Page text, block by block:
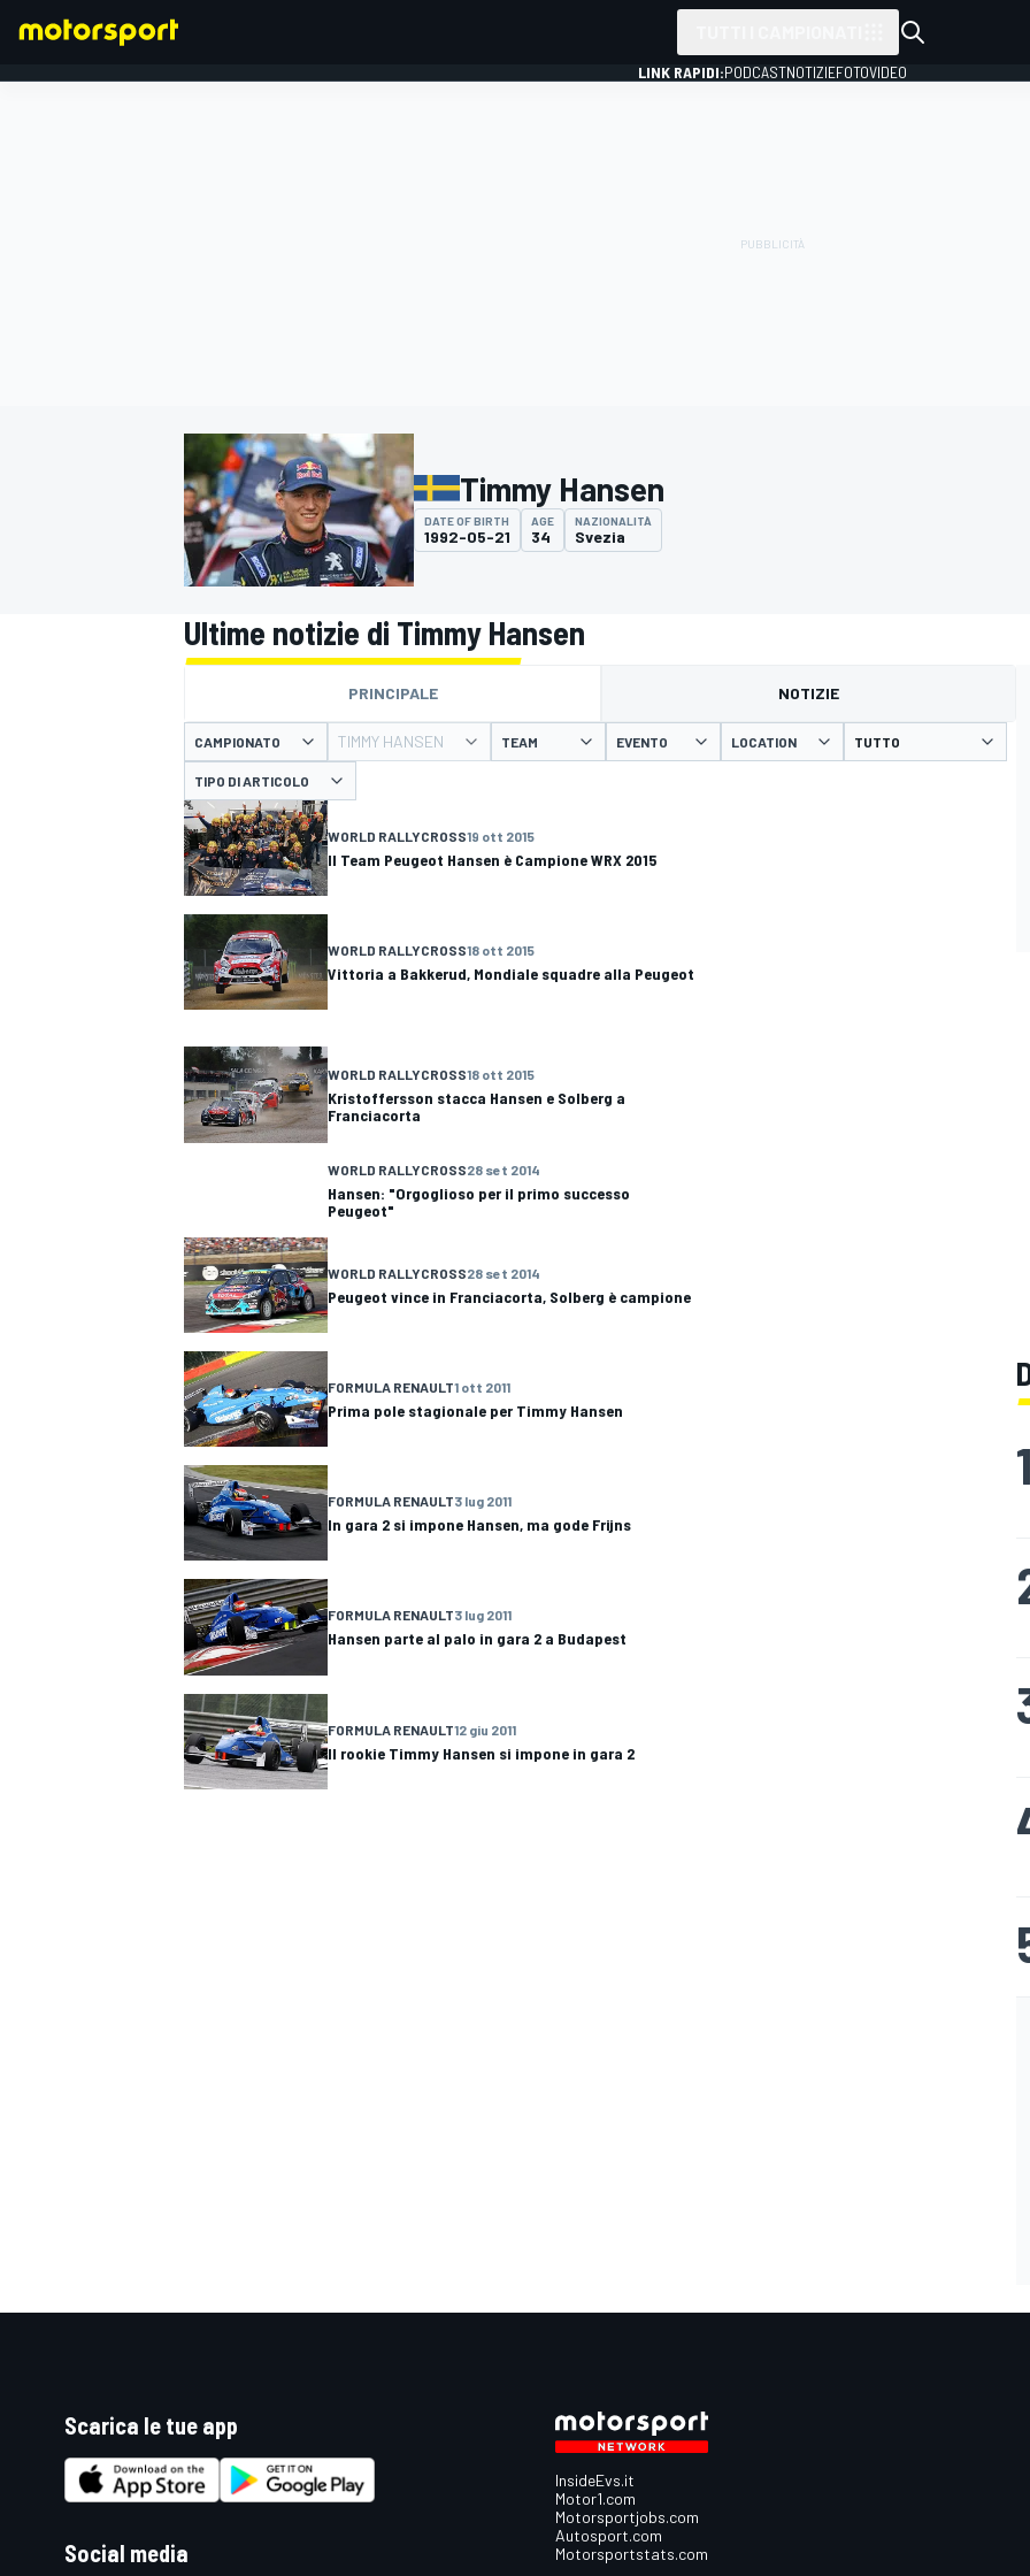
MOTOGP WEC
WRC
MONOPOSTO
ENDURANCE/GT
LINK RAPIDI:PODCASTNOTIZIEFOTOVIDEO
Timmy Hansen
DATE OF BIRTH
1992-05-21
AGE
34
NAZIONALITÀ
Svezia
Ultime notizie di Timmy Hansen
PRINCIPALE NOTIZIE
CAMPIONATO TIMMY HANSEN TEAM EVENTO LOCATION
TIPO DI ARTICOLO
WORLD RALLYCROSS19 ott 2015
Il Team Peugeot Hansen è Campione WRX 2015
WORLD RALLYCROSS18 ott 2015
Vittoria a Bakkerud, Mondiale squadre alla Peugeot
WORLD RALLYCROSS18 ott 2015
Kristoffersson stacca Hansen e Solberg a
Franciacorta
WORLD RALLYCROSS28 set 2014
Hansen: "Orgoglioso per il primo successo
Peugeot"
WORLD RALLYCROSS28 set 2014
Peugeot vince in Franciacorta, Solberg è campione
FORMULA RENAULT1 ott 2011
Prima pole stagionale per Timmy Hansen
FORMULA RENAULT3 lug 2011
In gara 2 si impone Hansen, ma gode Frijns
FORMULA RENAULT3 lug 2011
Hansen parte al palo in gara 2 a Budapest
FORMULA RENAULT12 giu 2011
Il rookie Timmy Hansen si impone in gara 2
1
Scarica le tue app
Social media
InsideEvs.it
Motor1.com
Motorsportjobs.com
Autosport.com
Motorsportstats.com